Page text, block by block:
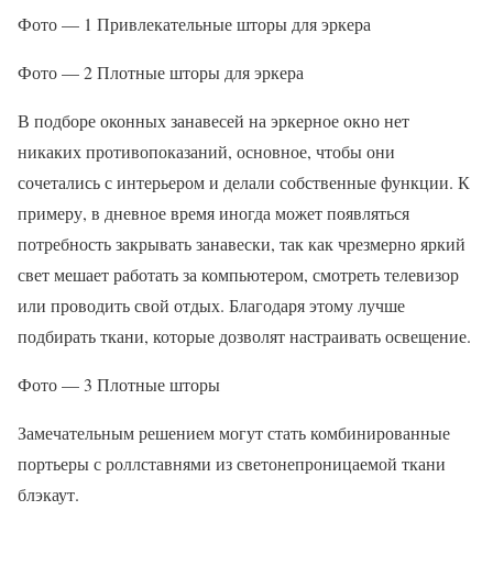
Фото — 1 Привлекательные шторы для эркера
Фото — 2 Плотные шторы для эркера
В подборе оконных занавесей на эркерное окно нет
никаких противопоказаний, основное, чтобы они
сочетались с интерьером и делали собственные функции. К
примеру, в дневное время иногда может появляться
потребность закрывать занавески, так как чрезмерно яркий
свет мешает работать за компьютером, смотреть телевизор
или проводить свой отдых. Благодаря этому лучше
подбирать ткани, которые дозволят настраивать освещение.
Фото — 3 Плотные шторы
Замечательным решением могут стать комбинированные
портьеры с роллставнями из светонепроницаемой ткани
блэкаут.